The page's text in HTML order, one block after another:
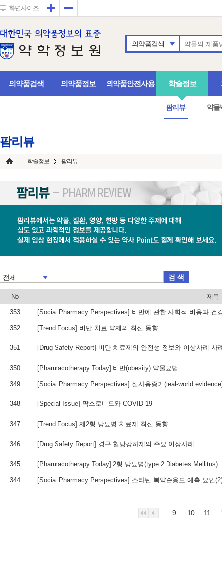
화면사이즈 확대
의약품검색
의약품검색 의약품정보 의약품안전사용 학술정보
팜리뷰 약물
팜리뷰
학술정보 팜리뷰
전체 검 색
No 제목
353 [Social Pharmacy Perspectives] 비만에 관한 사회적 비용과 건
352 [Trend Focus] 비만 치료 약제의 최신 동향
351 [Drug Safety Report] 비만 치료제의 안전성 정보와 이상사례 사
350 [Pharmacotherapy Today] 비만(obesity) 약물요법
349 [Social Pharmacy Perspectives] 실사용증거(real-world
348 [Special Issue] 팍스로비드와 COVID-19
347 [Trend Focus] 제2형 당뇨병 치료제 최신 동향
346 [Drug Safety Report] 경구 혈당강하제의 주요 이상사례
345 [Pharmacotherapy Today] 2형 당뇨병(type 2 Diabetes Mellitus)
344 [Social Pharmacy Perspectives] 스타틴 복약순응도 예측 요인(2)
9 10 11